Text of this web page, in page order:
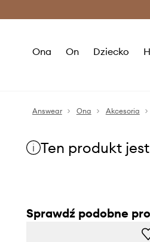
Ona On Dziecko
Answear Ona Akcesoria
Ten produkt
Sprawdź podobne